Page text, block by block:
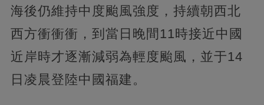
海後仍維持中度颱風強度，持續朝西北
西方衝衝衝，到當日晚間11時接近中國
近岸時才逐漸減弱為輕度颱風，並于14
日凌晨登陸中國福建。